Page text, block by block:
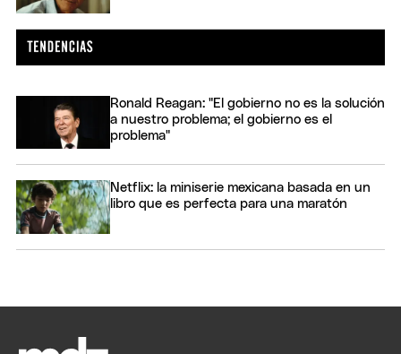
Ronald Reagan: "El gobierno no es la solución
a nuestro problema; el gobierno es el
problema"
Netflix: la miniserie mexicana basada en un
libro que es perfecta para una maratón